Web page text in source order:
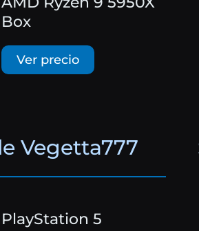
Box
Ver precio
Vegetta777
PlayStation 5